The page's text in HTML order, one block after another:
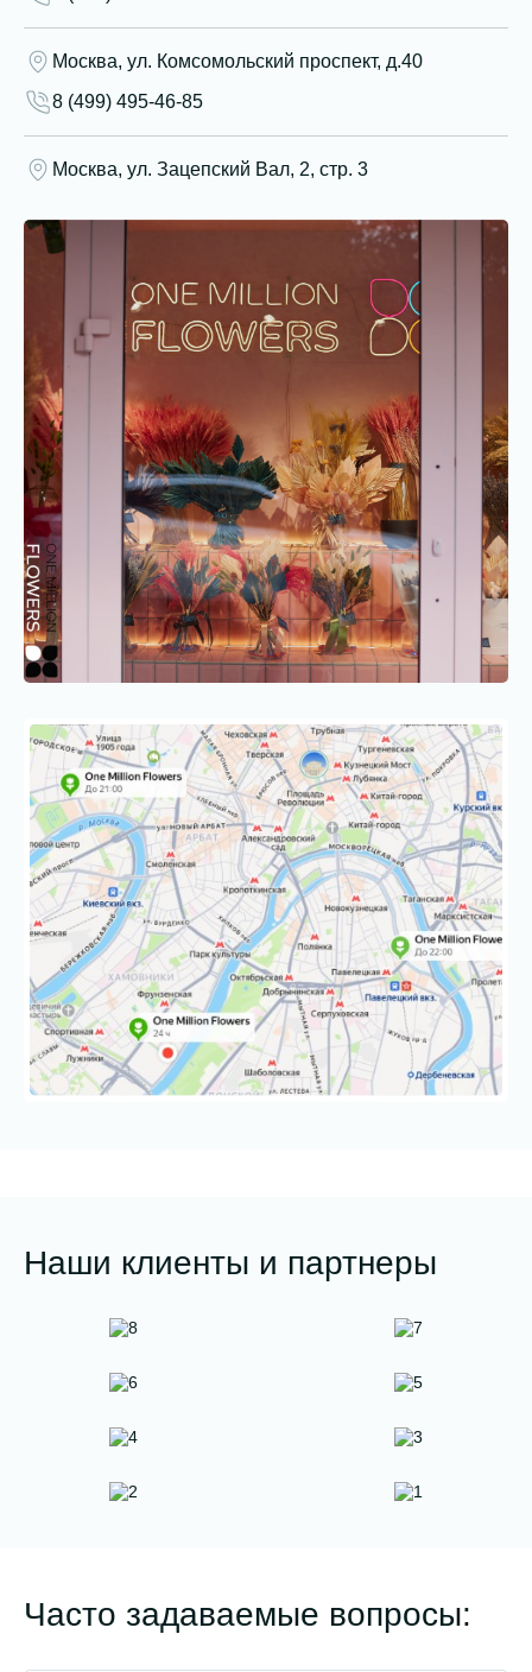
Москва, ул. Комсомольский проспект, д.40
8 (499) 495-46-85
Москва, ул. Зацепский Вал, 2, стр. 3
Наши клиенты и партнеры
Часто задаваемые вопросы: